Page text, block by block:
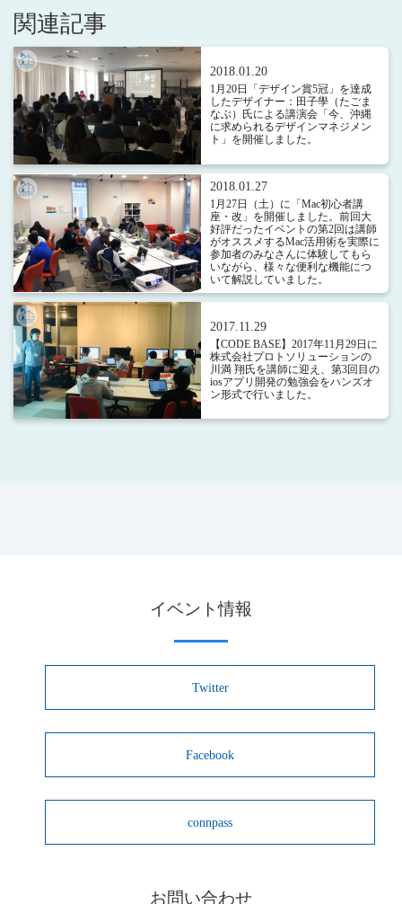
関連記事
2018.01.20
1月20日「デザイン賞5冠」を達成
したデザイナー：田子學（たごま
なぶ）氏による講演会「今、沖縄
に求められるデザインマネジメン
ト」を開催しました。
2018.01.27
1月27日（土）に「Mac初心者講
座・改」を開催しました。前回大
好評だったイベントの第2回は講師
がオススメするMac活用術を実際に
参加者のみなさんに体験してもら
いながら、様々な便利な機能につ
いて解説していました。
2017.11.29
【CODE BASE】2017年11月29日に
株式会社プロトソリューションの
川満 翔氏を講師に迎え、第3回目の
iosアプリ開発の勉強会をハンズオ
ン形式で行いました。
イベント情報
Twitter
Facebook
connpass
お問い合わせ